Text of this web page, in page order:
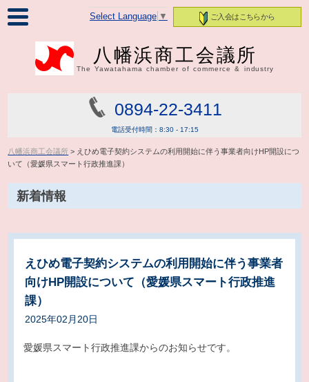
ご入会はこちらから
Select Language ▼
八幡浜商工会議所
The Yawatahama chamber of commerce & industry
0894-22-3411
電話受付時間：8:30 - 17:15
八幡浜商工会議所 > えひめ電子契約システムの利用開始に伴う事業者向けHP開設につ
いて（愛媛県スマート行政推進課）
新着情報
えひめ電子契約システムの利用開始に伴う事業者
向けHP開設について（愛媛県スマート行政推進
課）
2025年02月20日
愛媛県スマート行政推進課からのお知らせです。